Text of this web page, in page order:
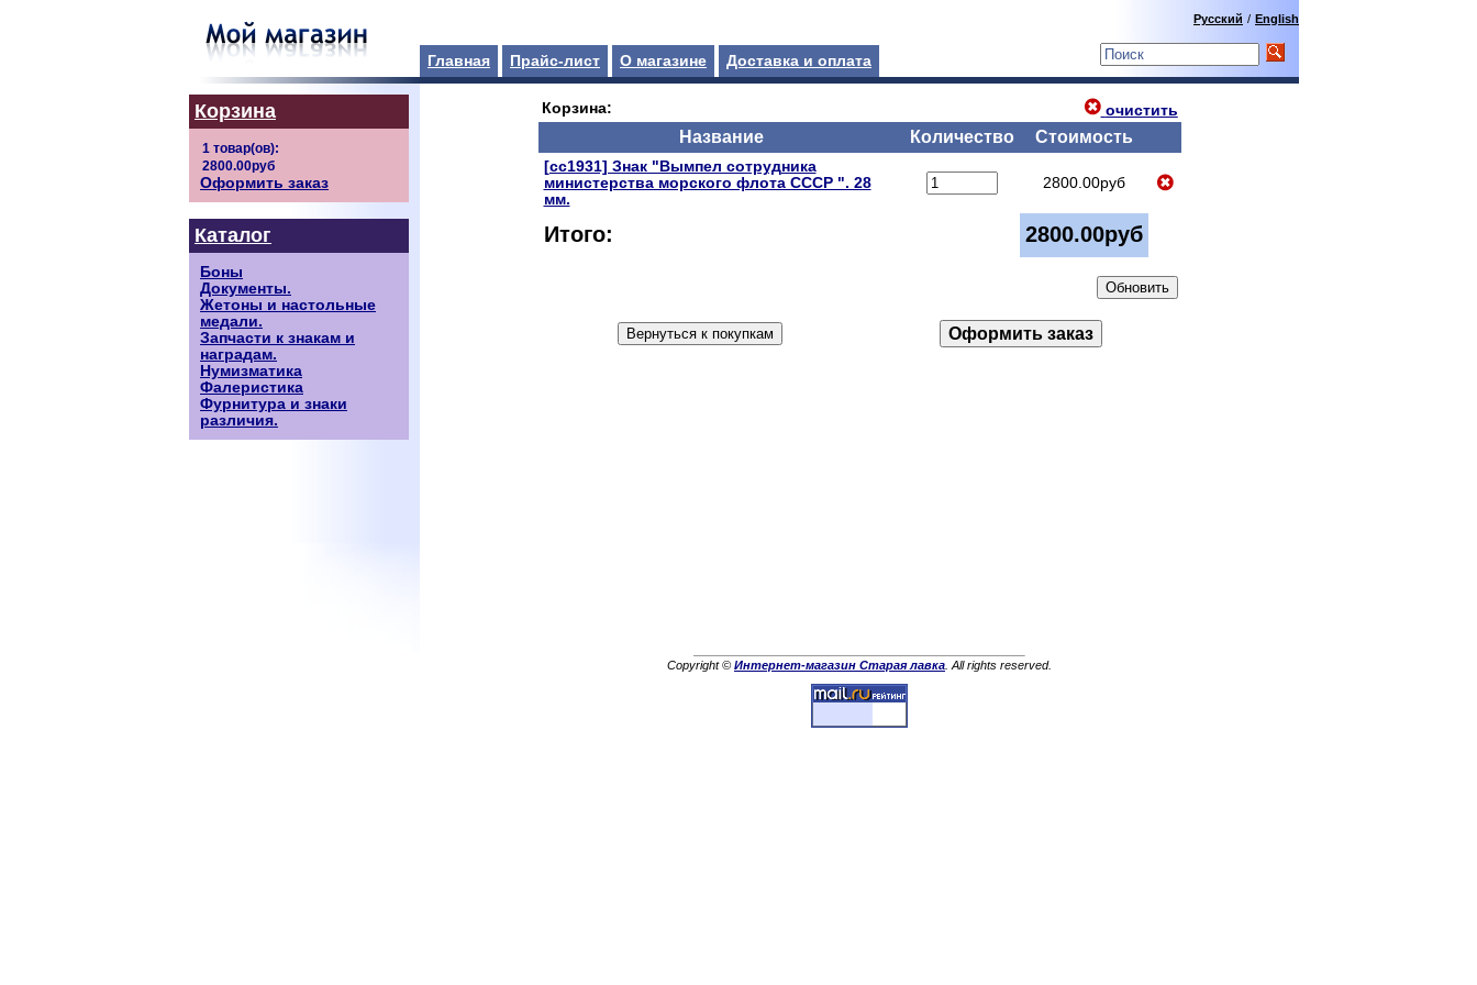
Главная Прайс-лист О магазине Доставка и оплата
Русский / English
Корзина
Оформить заказ
Каталог
Боны
Документы.
Жетоны и настольные
медали.
Запчасти к знакам и
наградам.
Нумизматика
Фалеристика
Фурнитура и знаки
различия.
Корзина: очистить
Название Количество Стоимость
[сс1931] Знак "Вымпел сотрудника
министерства морского флота СССР ". 28
мм.
2800.00руб
Итого: 2800.00руб
Copyright © Интернет-магазин Старая лавка . All rights reserved.